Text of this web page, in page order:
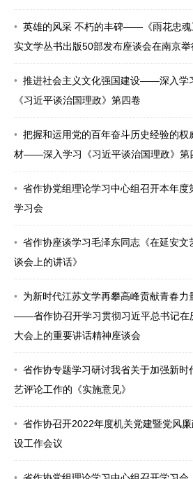
英雄的风采 不朽的丰碑——《雨花忠魂
实文学丛书出版50部发布座谈会在南京举
推进社会主义文化强国建设——深入学
《习近平谈治国理政》第四卷
把握和运用党的百年奋斗历史经验的权
材——深入学习《习近平谈治国理政》第
省作协党组理论学习中心组召开本年度
学习会
省作协座谈学习毛泽东同志《在延安文
谈会上的讲话》
为新时代江苏文学再攀高峰贡献青春力
——省作协召开学习贯彻习近平总书记在
大会上的重要讲话精神座谈会
省作协专题学习研讨我省关于加强新时
艺评论工作的《实施意见》
省作协召开2022年度机关党建暨党风廉
设工作会议